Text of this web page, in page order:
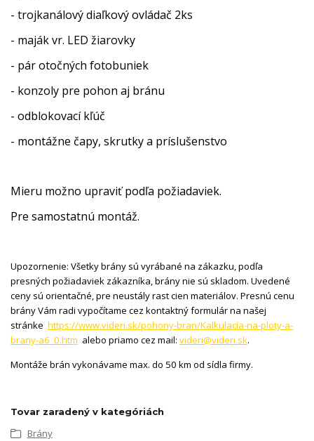
- trojkanálový diaľkový ovládač 2ks
- maják vr. LED žiarovky
- pár otočných fotobuniek
- konzoly pre pohon aj bránu
- odblokovací kľúč
- montážne čapy, skrutky a príslušenstvo
Mieru možno upraviť podľa požiadaviek.
Pre samostatnú montáž.
Upozornenie: Všetky brány sú vyrábané na zákazku, podľa
presných požiadaviek zákazníka, brány nie sú skladom. Uvedené
ceny sú orientačné, pre neustály rast cien materiálov. Presnú cenu
brány Vám radi vypočítame cez kontaktný formulár na našej
stránke https://www.videri.sk/pohony-bran/Kalkulacia-na-ploty-a-
brany-a6_0.htm alebo priamo cez mail: videri@videri.sk.
Montáže brán vykonávame max. do 50 km od sídla firmy.
Tovar zaradený v kategóriách
Brány